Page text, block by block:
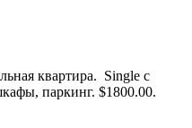
квартира. Single с
паркинг. $1800.00.